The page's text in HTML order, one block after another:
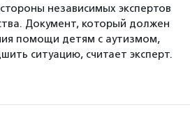
независимых экспертов
Документ, который должен
помощи детям с аутизмом,
ситуацию, считает эксперт.